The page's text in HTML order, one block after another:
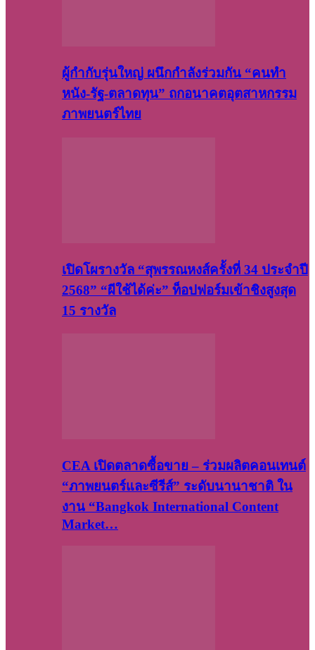
ผู้กำกับรุ่นใหญ่ ผนึกกำลังร่วมกัน “คนทำ
หนัง-รัฐ-ตลาดทุน” ถกอนาคตอุตสาหกรรม
ภาพยนตร์ไทย
เปิดโผรางวัล “สุพรรณหงส์ครั้งที่ 34 ประจำปี
2568” “ผีใช้ได้ค่ะ” ท็อปฟอร์มเข้าชิงสูงสุด
15 รางวัล
CEA เปิดตลาดซื้อขาย – ร่วมผลิตคอนเทนต์
“ภาพยนตร์และซีรีส์” ระดับนานาชาติ ใน
งาน “Bangkok International Content
Market…